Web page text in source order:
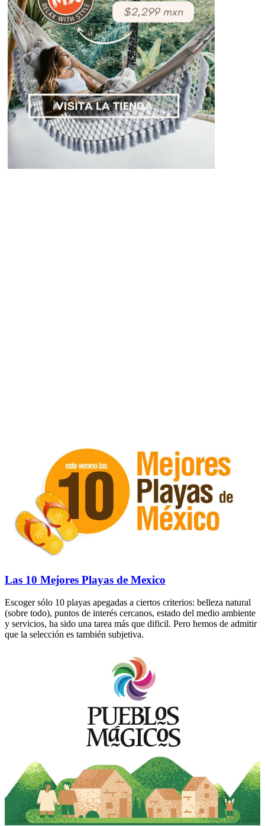
Las 10 Mejores Playas de Mexico
Escoger sólo 10 playas apegadas a ciertos criterios: belleza natural
(sobre todo), puntos de interés cercanos, estado del medio ambiente
y servicios, ha sido una tarea más que dificil. Pero hemos de admitir
que la selección es también subjetiva.